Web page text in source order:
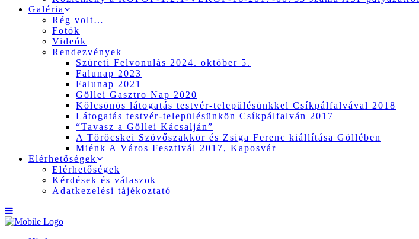
Galéria
Rég volt…
Fotók
Videók
Rendezvények
Szüreti Felvonulás 2024. október 5.
Falunap 2023
Falunap 2021
Göllei Gasztro Nap 2020
Kölcsönös látogatás testvér-településünkkel Csíkpálfalvával 2018
Látogatás testvér-településünkön Csíkpálfalván 2017
“Tavasz a Göllei Kácsalján”
A Töröcskei Szövőszakkör és Zsiga Ferenc kiállítása Göllében
Miénk A Város Fesztivál 2017, Kaposvár
Elérhetőségek
Elérhetőségek
Kérdések és válaszok
Adatkezelési tájékoztató